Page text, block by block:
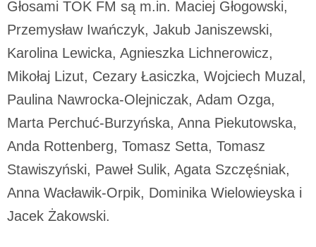
Głosami TOK FM są m.in. Maciej Głogowski,
Przemysław Iwańczyk, Jakub Janiszewski,
Karolina Lewicka, Agnieszka Lichnerowicz,
Mikołaj Lizut, Cezary Łasiczka, Wojciech Muzal,
Paulina Nawrocka-Olejniczak, Adam Ozga,
Marta Perchuć-Burzyńska, Anna Piekutowska,
Anda Rottenberg, Tomasz Setta, Tomasz
Stawiszyński, Paweł Sulik, Agata Szczęśniak,
Anna Wacławik-Orpik, Dominika Wielowieyska i
Jacek Żakowski.